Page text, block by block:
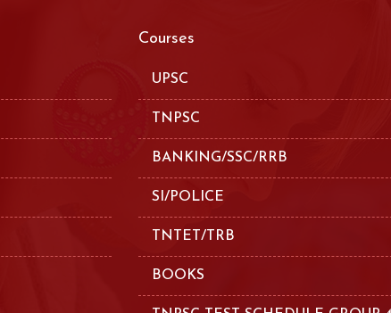
Courses
UPSC
TNPSC
BANKING/SSC/RRB
SI/POLICE
TNTET/TRB
BOOKS